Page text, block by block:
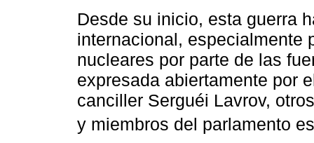
Desde su inicio, esta guerra
internacional, especialmente
nucleares por parte de las
expresada abiertamente por
canciller Serguéi Lavrov,
y miembros del parlamento